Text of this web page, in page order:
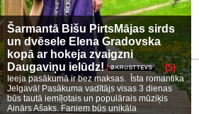
Šarmantā Bišu PirtsMājas sirds
un dvēsele Elena Gradovska
kopā ar hokeja zvaigzni
Daugaviņu ielūdz!
(5)
Ieeja pasākumā ir bez maksas. Īsta romantika
Jelgavā! Pasākuma vadītājs visas 3 dienas
būs tautā iemīļotais un populārais mūziķis
Ainārs Ašaks. Faniem būs unikāla